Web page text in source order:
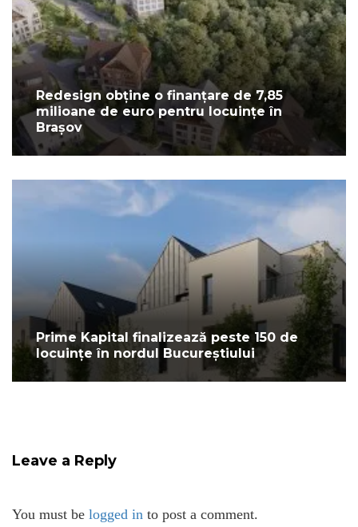
Redesign obține o finanțare de 7,85
milioane de euro pentru locuințe în
Brașov
Prime Kapital finalizează peste 150 de
locuințe în nordul Bucureștiului
Leave a Reply
You must be logged in to post a comment.